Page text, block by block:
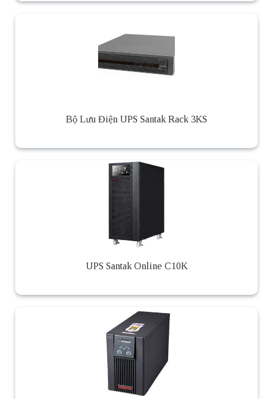
Bộ Lưu Điện UPS Santak Rack 3KS
UPS Santak Online C10K